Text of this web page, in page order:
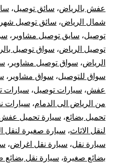
عفش بالرياض، سائق توصيل،
شمال الرياض، سائق توصيل
توصيل، سايق توصيل مشاوير ،
توصيل الرياض، سواق توصيل
الرياض، سواق توصيل مشاوير ،
سواق للتوصيل، سواق مشاوير ،
عفش، سيارات توصيل، سيارات
من الرياض الى الدمام، سيارات
تحميل بضائع، سيارة تحميل
لنقل الاثاث، سيارة صغيرة لنقل
سيارة نقل، سيارة نقل اغراض،
بضائع صغيرة، سيارة نقل بضائع